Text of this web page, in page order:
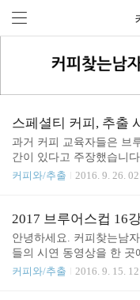
스페셜티 커피, 추출
과거 커피 교육자들은 브
간이 있다고 주장했습니
다 추출이 일어날 수 있고
이 있지 않고, 다양한 생
습니다. 따라서 제 생각
다른 의견을 남겨주시는
레소에서의 추출 시간 에
리는 추출 시간에 대해 이
커피와/추출 2016. 9. 26.
2017 브루어스컵 16
안녕하세요. 커피찾는남
들의 시연 동영상을 한 곳
위해 해당 영상을 보기 원
커피와/추출 2016. 9. 15.